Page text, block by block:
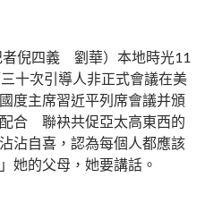
倪四義 劉華）本地時光11
十次引導人非正式會議在美
度主席習近平列席會議并頒
合 聯袂共促亞太高東西的
沾自喜，認為每個人都應該
她的父母，她要講話。